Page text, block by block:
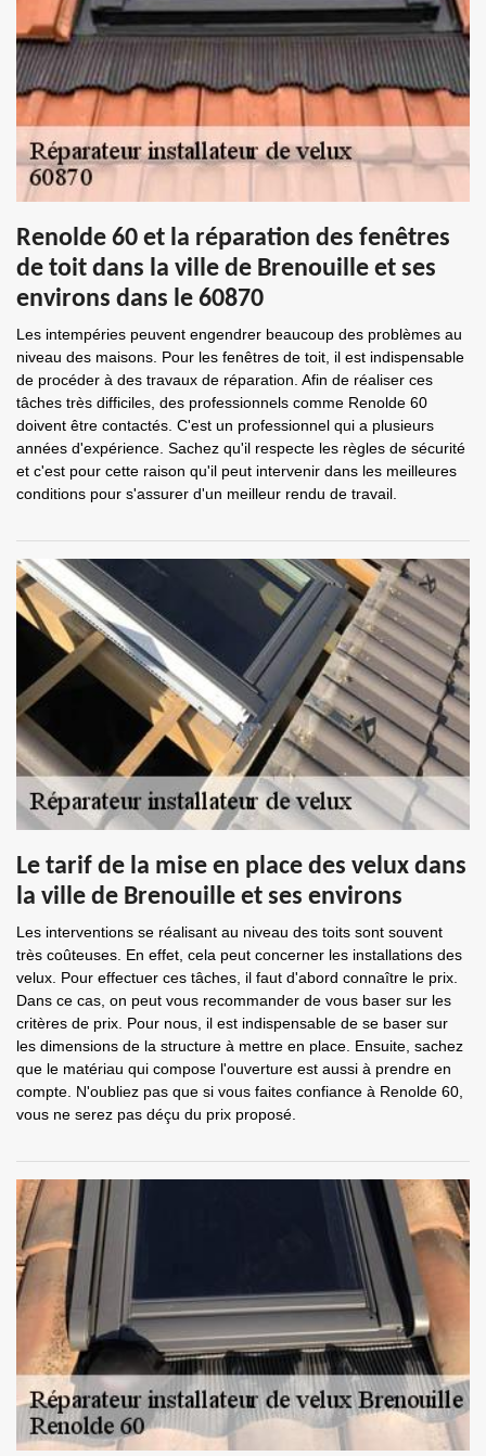
Renolde 60 et la réparation des fenêtres
de toit dans la ville de Brenouille et ses
environs dans le 60870
Les intempéries peuvent engendrer beaucoup des problèmes au
niveau des maisons. Pour les fenêtres de toit, il est indispensable
de procéder à des travaux de réparation. Afin de réaliser ces
tâches très difficiles, des professionnels comme Renolde 60
doivent être contactés. C'est un professionnel qui a plusieurs
années d'expérience. Sachez qu'il respecte les règles de sécurité
et c'est pour cette raison qu'il peut intervenir dans les meilleures
conditions pour s'assurer d'un meilleur rendu de travail.
Le tarif de la mise en place des velux dans
la ville de Brenouille et ses environs
Les interventions se réalisant au niveau des toits sont souvent
très coûteuses. En effet, cela peut concerner les installations des
velux. Pour effectuer ces tâches, il faut d'abord connaître le prix.
Dans ce cas, on peut vous recommander de vous baser sur les
critères de prix. Pour nous, il est indispensable de se baser sur
les dimensions de la structure à mettre en place. Ensuite, sachez
que le matériau qui compose l'ouverture est aussi à prendre en
compte. N'oubliez pas que si vous faites confiance à Renolde 60,
vous ne serez pas déçu du prix proposé.